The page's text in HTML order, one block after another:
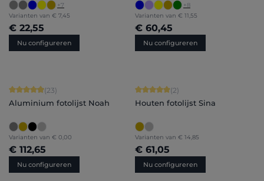
+7
Varianten van € 7,45
€ 22,55
Nu configureren
+8
Varianten van € 11,55
€ 60,45
Nu configureren
Gemiddelde waardering van 4.91 van 5 sterren
(23)
Aluminium fotolijst Noah
Varianten van € 0,00
€ 112,65
Nu configureren
Gemiddelde waardering van 5 van 5
(2)
Houten fotolijst Sina
Varianten van € 14,85
€ 61,05
Nu configureren